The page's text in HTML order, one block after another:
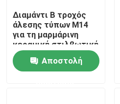
Διαμάντι Β τροχός
άλεσης τύπων M14
για τη μαρμάρινη
κεραμική στιλβωτική
ουσία πετρών
γρανίτηΑποστολή